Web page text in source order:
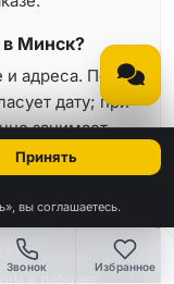
Звонок Избранное
в Минск?
и адреса. После
дату; при
занимает
вы соглашаетесь.
Принять